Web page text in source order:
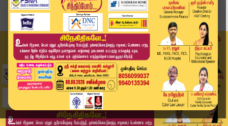
Home
வீடியோ ஸ்டோரி
"ஆம்ஸ்ட்ராங் கொ*ல வழக்கிற்கு நான் துணை நிற்பேன்...